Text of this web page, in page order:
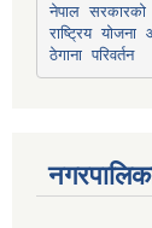
नेपाल सरकारको
राष्ट्रिय योजना
ठेगाना परिवर्तन